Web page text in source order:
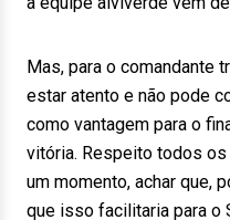
Mas, para o comandante
estar atento e não pode
como vantagem para o
vitória. Respeito todos
um momento, achar que,
que isso facilitaria para o